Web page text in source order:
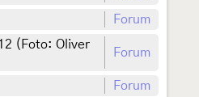
Forum
(Foto: Oliver
Forum
Forum